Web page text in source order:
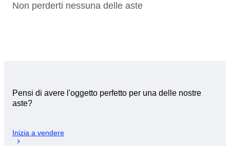
Non perderti nessuna delle aste
Pensi di avere l'oggetto perfetto per una delle nostre
aste?
Inizia a vendere